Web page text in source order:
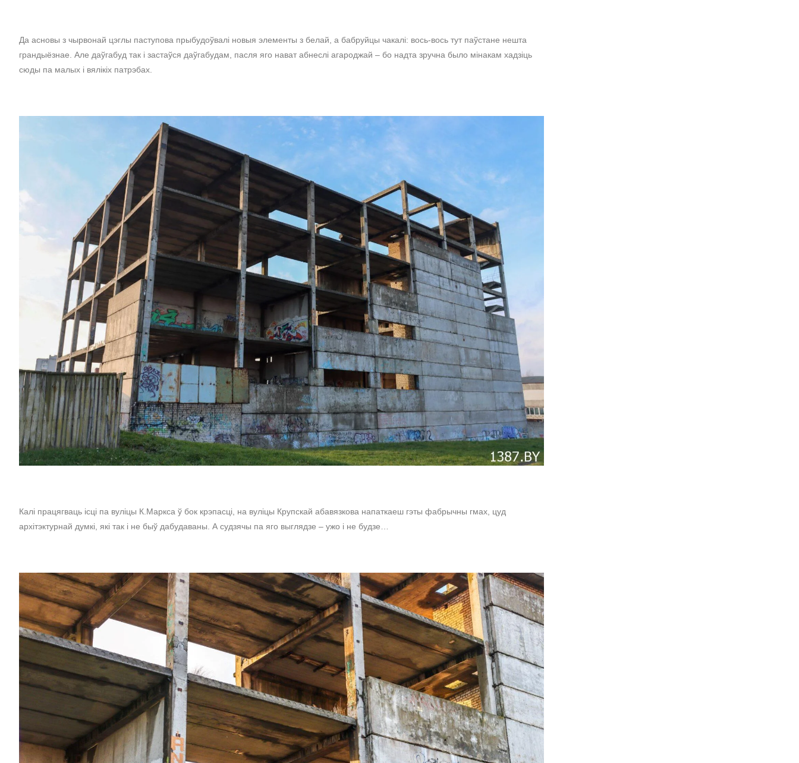
Да асновы з чырвонай цэглы паступова прыбудоўвалі новыя элементы з белай, а бабруйцы чакалі: вось-вось тут паўстане нешта
грандыёзнае. Але даўгабуд так і застаўся даўгабудам, пасля яго нават абнеслі агароджай – бо надта зручна было мінакам хадзіць
сюды па малых і вялікіх патрэбах.
Калі працягваць ісці па вуліцы К.Маркса ў бок крэпасці, на вуліцы Крупскай абавязкова напаткаеш гэты фабрычны гмах, цуд
архітэктурнай думкі, які так і не быў дабудаваны. А судзячы па яго выглядзе – ужо і не будзе…